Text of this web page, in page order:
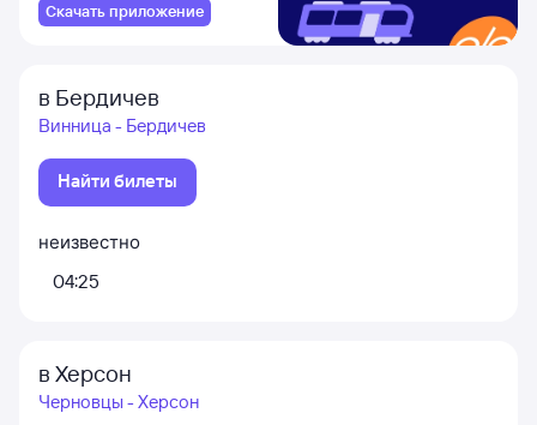
Скачать приложение
в Бердичев
Винница - Бердичев
Найти билеты
неизвестно
04:25
в Херсон
Черновцы - Херсон